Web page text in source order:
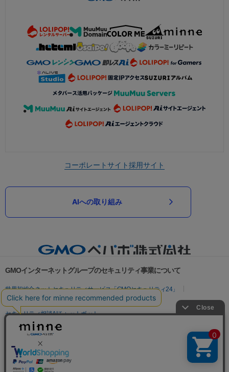
コーポレートサイト採用サイト
AIへの取り組み
GMOインターネットグループのセキュリティ事業について
世界初総合ネットセキュリティサービス「GMOセキュリティ24」
パスワード漏洩診断
Webサイトリスク診断
セキュリティ相談AIチャットボット
実在証明・盗聴対策
サイバー攻撃対策（GMO Flatt Security）
セキュリティ事業の軌跡